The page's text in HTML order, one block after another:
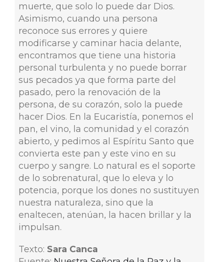
muerte, que solo lo puede dar Dios.
Asimismo, cuando una persona
reconoce sus errores y quiere
modificarse y caminar hacia delante,
encontramos que tiene una historia
personal turbulenta y no puede borrar
sus pecados ya que forma parte del
pasado, pero la renovación de la
persona, de su corazón, solo la puede
hacer Dios. En la Eucaristía, ponemos el
pan, el vino, la comunidad y el corazón
abierto, y pedimos al Espíritu Santo que
convierta este pan y este vino en su
cuerpo y sangre. Lo natural es el soporte
de lo sobrenatural, que lo eleva y lo
potencia, porque los dones no sustituyen
nuestra naturaleza, sino que la
enaltecen, atenúan, la hacen brillar y la
impulsan.
Texto: Sara Canca